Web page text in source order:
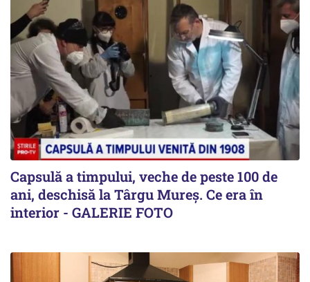
Capsulă a timpului, veche de peste 100 de
ani, deschisă la Târgu Mureș. Ce era în
interior - GALERIE FOTO